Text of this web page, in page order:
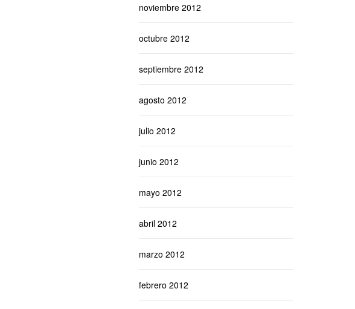
noviembre 2012
octubre 2012
septiembre 2012
agosto 2012
julio 2012
junio 2012
mayo 2012
abril 2012
marzo 2012
febrero 2012